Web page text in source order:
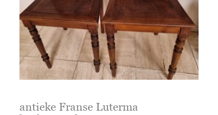
antieke Franse Luterma